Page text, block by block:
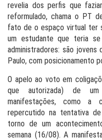
revelia dos perfis que
reformulado, chama o PT
fato de o espaço virtual ter
um estudante que teria
administradores: são jovens
Paulo, com posicionamento
O apelo ao voto em
que autorizada) de
manifestações, como a
repercutido na tentativa
torno de um
semana (16/08). A